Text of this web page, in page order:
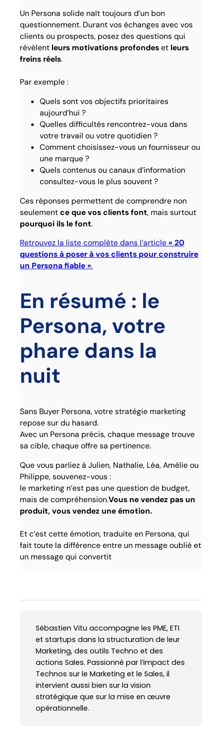
Un Persona solide naît toujours d’un bon
questionnement. Durant vos échanges avec vos
clients ou prospects, posez des questions qui
révèlent leurs motivations profondeset leurs
freins réels.
Par exemple :
Quels sont vos objectifs prioritaires
aujourd’hui ?
Quelles difficultés rencontrez-vous dans
votre travail ou votre quotidien ?
Comment choisissez-vous un fournisseur ou
une marque ?
Quels contenus ou canaux d’information
consultez-vous le plus souvent ?
Ces réponses permettent de comprendre non
seulementce que vos clients font, mais surtout
pourquoi ils le font.
Retrouvez la liste complète dans l’article« 20
questions à poser à vos clients pour construire
un Persona fiable ».
En résumé : le
Persona, votre
phare dans la
nuit
Sans Buyer Persona, votre stratégie marketing
repose sur du hasard.
Avec un Persona précis, chaque message trouve
sa cible, chaque offre sa pertinence.
Que vous parliez à Julien, Nathalie, Léa, Amélie ou
Philippe, souvenez-vous :
le marketing n’est pas une question de budget,
mais de compréhension.Vous ne vendez pas un
produit, vous vendez une émotion.
Et c’est cette émotion, traduite en Persona, qui
fait toute la différence entre un message oublié et
un message qui convertit
Sébastien Vitu accompagne les PME, ETI
et startups dans la structuration de leur
Marketing, des outils Techno et des
actions Sales. Passionné par l’impact des
Technos sur le Marketing et le Sales, il
intervient aussi bien sur la vision
stratégique que sur la mise en œuvre
opérationnelle.